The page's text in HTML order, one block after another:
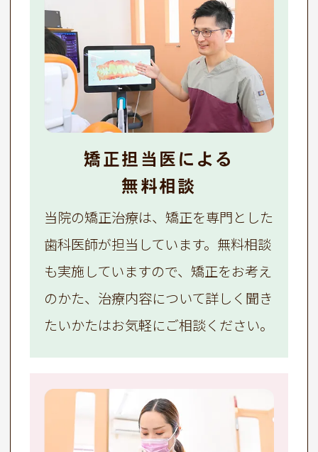
矯正担当医による
無料相談
当院の矯正治療は、矯正を専門とした
歯科医師が担当しています。無料相談
も実施していますので、矯正をお考え
のかた、治療内容について詳しく聞き
たいかたはお気軽にご相談ください。